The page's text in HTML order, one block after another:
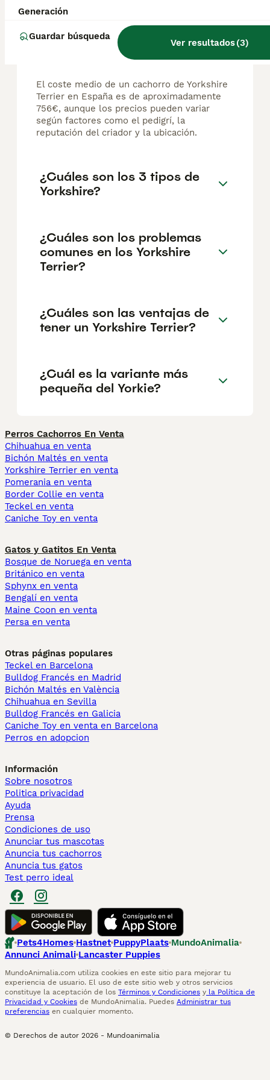
Generación
Guardar búsqueda
Ver resultados(3)
¿Cuánto cuesta un cachorro
de Yorkshire Terrier?
El coste medio de un cachorro de Yorkshire
Terrier en España es de aproximadamente
756€, aunque los precios pueden variar
según factores como el pedigrí, la
reputación del criador y la ubicación.
¿Cuáles son los 3 tipos de
Yorkshire?
¿Cuáles son los problemas
comunes en los Yorkshire
Terrier?
¿Cuáles son las ventajas de
tener un Yorkshire Terrier?
¿Cuál es la variante más
pequeña del Yorkie?
Perros Cachorros En Venta
Chihuahua en venta
Bichón Maltés en venta
Yorkshire Terrier en venta
Pomerania en venta
Border Collie en venta
Teckel en venta
Caniche Toy en venta
Gatos y Gatitos En Venta
Bosque de Noruega en venta
Británico en venta
Sphynx en venta
Bengalí en venta
Maine Coon en venta
Persa en venta
Otras páginas populares
Teckel en Barcelona
Bulldog Francés en Madrid
Bichón Maltés en València
Chihuahua en Sevilla
Bulldog Francés en Galicia
Caniche Toy en venta en Barcelona
Perros en adopcion
Información
Sobre nosotros
Politica privacidad
Ayuda
Prensa
Condiciones de uso
Anunciar tus mascotas
Anuncia tus cachorros
Anuncia tus gatos
Test perro ideal
Pets4Homes Hastnet PuppyPlaats MundoAnimalia
Annunci Animali Lancaster Puppies
MundoAnimalia.com utiliza cookies en este sitio para mejorar tu
experiencia de usuario. El uso de este sitio web y otros servicios
constituye la aceptación de los Términos y Condiciones y la Política de
Privacidad y Cookies de MundoAnimalia. Puedes Administrar tus
preferencias en cualquier momento.
© Derechos de autor 2026 - Mundoanimalia